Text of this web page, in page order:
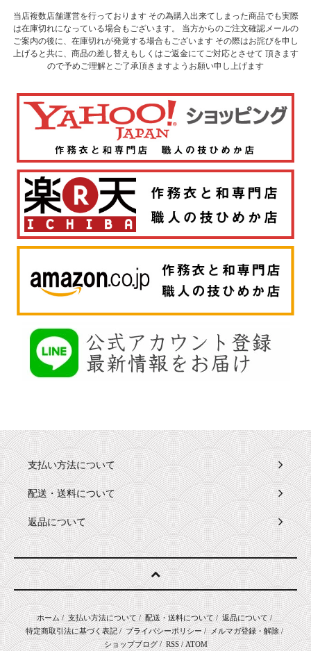
当店複数店舗運営を行っております その為購入出来てしまった商品でも実際
は在庫切れになっている場合もございます。 当方からのご注文確認メールの
ご案内の後に、在庫切れが発覚する場合もございます その際はお詫びを申し
上げると共に、商品の差し替えもしくはご返金にてご対応とさせて 頂きます
ので予めご理解とご了承頂きますようお願い申し上げます
支払い方法について
配送・送料について
返品について
ホーム/ 支払い方法について/ 配送・送料について/ 返品について/
特定商取引法に基づく表記/ プライバシーポリシー/ メルマガ登録・解除/
ショップブログ/ RSS/ATOM